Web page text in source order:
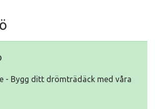
- Bygg ditt drömträdäck med våra